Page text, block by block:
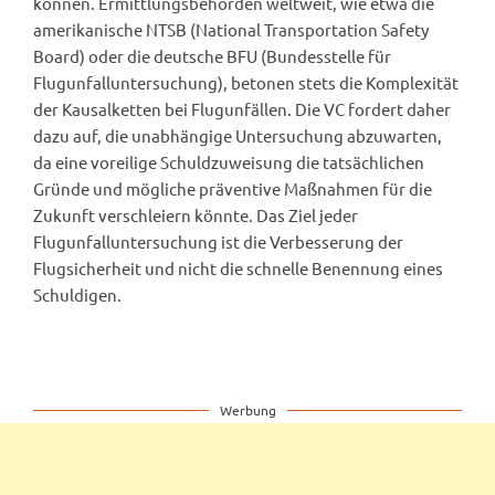
amerikanische NTSB (National Transportation Safety
Board) oder die deutsche BFU (Bundesstelle für
Flugunfalluntersuchung), betonen stets die Komplexität
der Kausalketten bei Flugunfällen. Die VC fordert daher
dazu auf, die unabhängige Untersuchung abzuwarten,
da eine voreilige Schuldzuweisung die tatsächlichen
Gründe und mögliche präventive Maßnahmen für die
Zukunft verschleiern könnte. Das Ziel jeder
Flugunfalluntersuchung ist die Verbesserung der
Flugsicherheit und nicht die schnelle Benennung eines
Schuldigen.
Werbung